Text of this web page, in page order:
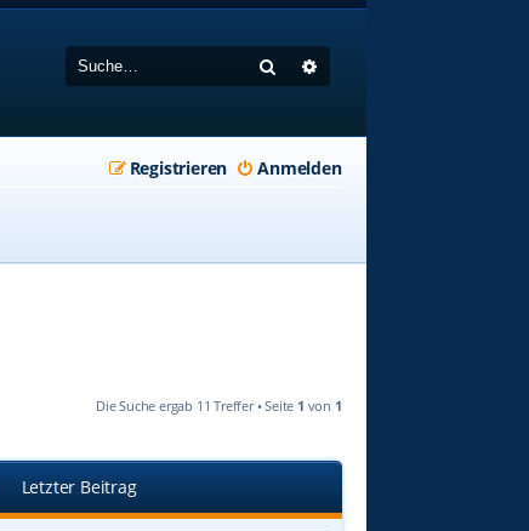
Suche
Anmelden
Registrieren
Die Suche ergab 11 Treffer • Seite 1 von 1
Letzter Beitrag